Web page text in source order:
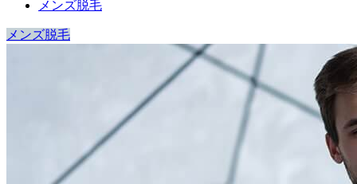
メンズ脱毛
メンズ脱毛